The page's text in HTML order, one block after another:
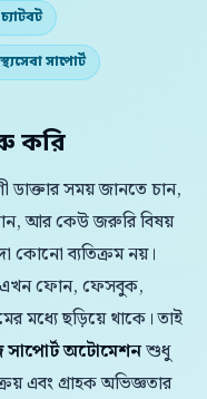
সাপোর্ট
করি
সময় জানতে চান,
আর কেউ জরুরি বিষয়
কোনো ব্যতিক্রম নয়।
এখন ফোন, ফেসবুক,
মধ্যে ছড়িয়ে থাকে। তাই
সাপোর্ট অটোমেশনশুধু
এবং গ্রাহক অভিজ্ঞতার